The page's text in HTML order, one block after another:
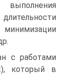
с работами
который в